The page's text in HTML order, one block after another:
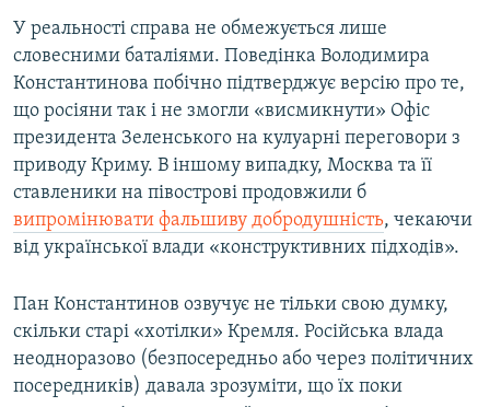
У реальності справа не обмежується лише
словесними баталіями. Поведінка Володимира
Константинова побічно підтверджує версію про те,
що росіяни так і не змогли «висмикнути» Офіс
президента Зеленського на кулуарні переговори з
приводу Криму. В іншому випадку, Москва та її
ставленики на півострові продовжили б
випромінювати фальшиву добродушність, чекаючи
від української влади «конструктивних підходів».
Пан Константинов озвучує не тільки свою думку,
скільки старі «хотілки» Кремля. Російська влада
неодноразово (безпосередньо або через політичних
посередників) давала зрозуміти, що їх поки